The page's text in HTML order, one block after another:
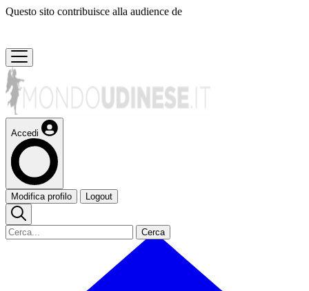
Questo sito contribuisce alla audience de
Accedi
Modifica profilo Logout
Cerca